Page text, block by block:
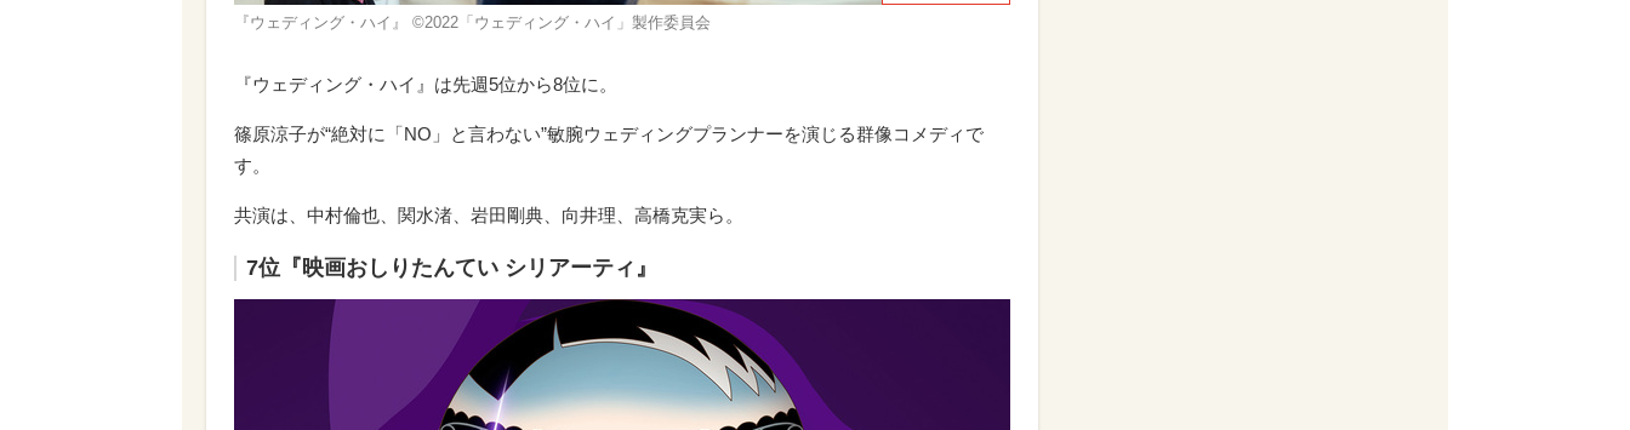
『ウェディング・ハイ』 ©2022「ウェディング・ハイ」製作委員会
『ウェディング・ハイ』は先週5位から8位に。
篠原涼子が“絶対に「NO」と言わない”敏腕ウェディングプランナーを演じる群像コメディで
す。
共演は、中村倫也、関水渚、岩田剛典、向井理、高橋克実ら。
7位『映画おしりたんてい シリアーティ』